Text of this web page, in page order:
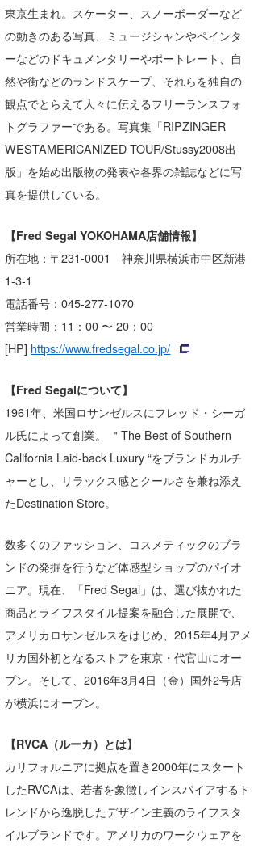
東京生まれ。スケーター、スノーボーダーなど
の動きのある写真、ミュージシャンやペインタ
ーなどのドキュメンタリーやポートレート、自
然や街などのランドスケープ、それらを独自の
観点でとらえて人々に伝えるフリーランスフォ
トグラファーである。写真集「RIPZINGER
WESTAMERICANIZED TOUR/Stussy2008出
版」を始め出版物の発表や各界の雑誌などに写
真を提供している。
【Fred Segal YOKOHAMA店舗情報】
所在地：〒231-0001 神奈川県横浜市中区新港
1-3-1
電話番号：045-277-1070
営業時間：11：00 〜 20：00
[HP] https://www.fredsegal.co.jp/
【Fred Segalについて】
1961年、米国ロサンゼルスにフレッド・シーガ
ル氏によって創業。 ＂The Best of Southern
California Laid-back Luxury “をブランドカルチ
ャーとし、リラックス感とクールさを兼ね添え
たDestination Store。
数多くのファッション、コスメティックのブラ
ンドの発掘を行うなど体感型ショップのパイオ
ニア。現在、「Fred Segal」は、選び抜かれた
商品とライフスタイル提案を融合した展開で、
アメリカロサンゼルスをはじめ、2015年4月アメ
リカ国外初となるストアを東京・代官山にオー
プン。そして、2016年3月4日（金）国外2号店
が横浜にオープン。
【RVCA（ルーカ）とは】
カリフォルニアに拠点を置き2000年にスタート
したRVCAは、若者を象徴しインスパイアするト
レンドから逸脱したデザイン主義のライフスタ
イルブランドです。アメリカのワークウェアを
唐澤予報士
SancheZ
ゴン
米山予報士
wanda
Mr.K
Romisea